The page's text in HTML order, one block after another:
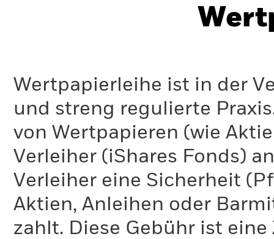
Wertpapierleihe ist in der
und streng regulierte
von Wertpapieren (wie
Verleiher (iShares Fonds)
Verleiher eine Sicherheit
Aktien, Anleihen oder
zahlt. Diese Gebühr ist